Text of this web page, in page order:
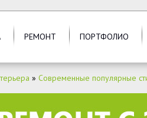
РЕМОНТ ПОРТФОЛИО
» Современные популярные